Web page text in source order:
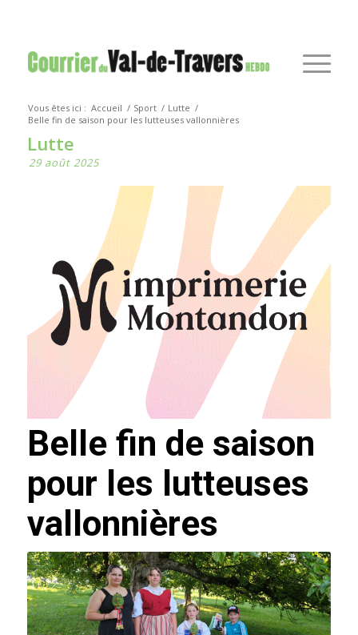
Vous êtes ici : Accueil / Sport / Lutte /
Belle fin de saison pour les lutteuses vallonnières
Lutte
29 août 2025
Belle fin de saison
pour les lutteuses
vallonnières